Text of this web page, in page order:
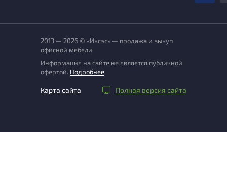
2013 — 2026 © «Иксэс» — продажа и выкуп
офисной мебели
Информация на сайте не является публичной
офертой. Подробнее
Карта сайта Полная версия сайта